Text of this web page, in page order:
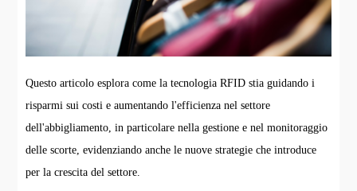
Questo articolo esplora come la tecnologia RFID stia guidando i
risparmi sui costi e aumentando l'efficienza nel settore
dell'abbigliamento, in particolare nella gestione e nel monitoraggio
delle scorte, evidenziando anche le nuove strategie che introduce
per la crescita del settore.